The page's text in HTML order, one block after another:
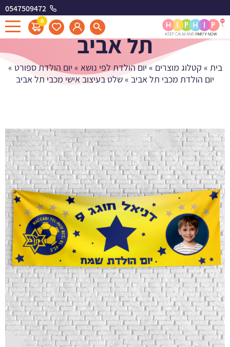
0547509472
0
שלט בעיצוב אישי מכבי
תל אביב
בית » קטלוג מוצרים » יום הולדת לפי נושא » יום הולדת ספורט »
יום הולדת מכבי תל אביב »שלט בעיצוב אישי מכבי תל אביב